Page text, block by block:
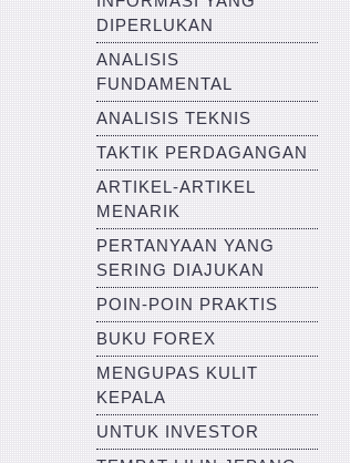
DIPERLUKAN
ANALISIS
FUNDAMENTAL
ANALISIS TEKNIS
TAKTIK PERDAGANGAN
ARTIKEL-ARTIKEL
MENARIK
PERTANYAAN YANG
SERING DIAJUKAN
POIN-POIN PRAKTIS
BUKU FOREX
MENGUPAS KULIT
KEPALA
UNTUK INVESTOR